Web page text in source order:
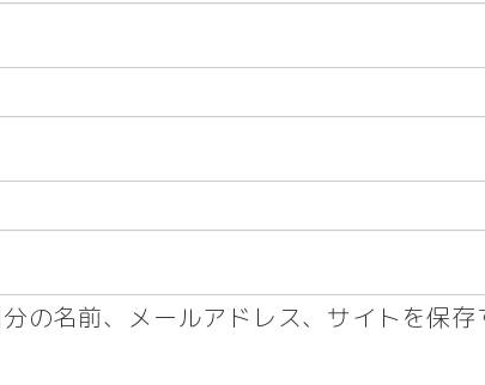
の名前、メールアドレス、サイトを保存